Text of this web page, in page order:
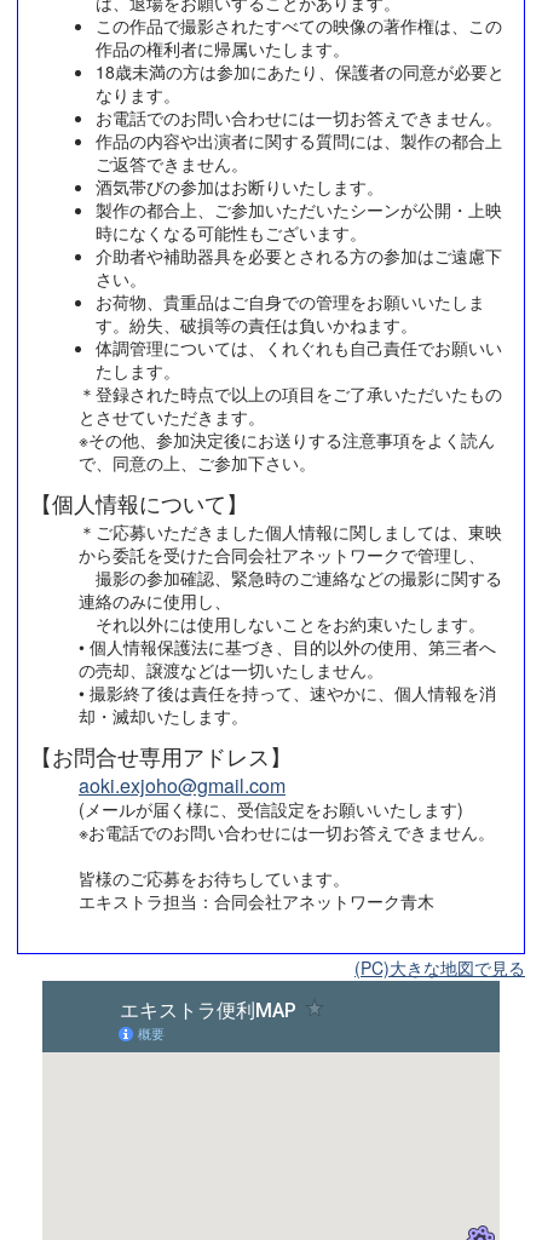
この作品で撮影されたすべての映像の著作権は、この
作品の権利者に帰属いたします。
18歳未満の方は参加にあたり、保護者の同意が必要と
なります。
お電話でのお問い合わせには一切お答えできません。
作品の内容や出演者に関する質問には、製作の都合上
ご返答できません。
酒気帯びの参加はお断りいたします。
製作の都合上、ご参加いただいたシーンが公開・上映
時になくなる可能性もございます。
介助者や補助器具を必要とされる方の参加はご遠慮下
さい。
お荷物、貴重品はご自身での管理をお願いいたしま
す。紛失、破損等の責任は負いかねます。
体調管理については、くれぐれも自己責任でお願いい
たします。
＊登録された時点で以上の項目をご了承いただいたもの
とさせていただきます。
※その他、参加決定後にお送りする注意事項をよく読ん
で、同意の上、ご参加下さい。
【個人情報について】
＊ご応募いただきました個人情報に関しましては、東映
から委託を受けた合同会社アネットワークで管理し、
撮影の参加確認、緊急時のご連絡などの撮影に関する
連絡のみに使用し、
それ以外には使用しないことをお約束いたします。
• 個人情報保護法に基づき、目的以外の使用、第三者へ
の売却、譲渡などは一切いたしません。
• 撮影終了後は責任を持って、速やかに、個人情報を消
却・滅却いたします。
【お問合せ専用アドレス】
aoki.exjoho@gmail.com
(メールが届く様に、受信設定をお願いいたします)
※お電話でのお問い合わせには一切お答えできません。
皆様のご応募をお待ちしています。
エキストラ担当：合同会社アネットワーク青木
(PC)大きな地図で見る